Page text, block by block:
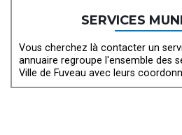
SERVICES
Vous cherchez là contacter un
annuaire regroupe l'ensemble des
Ville de Fuveau avec leurs